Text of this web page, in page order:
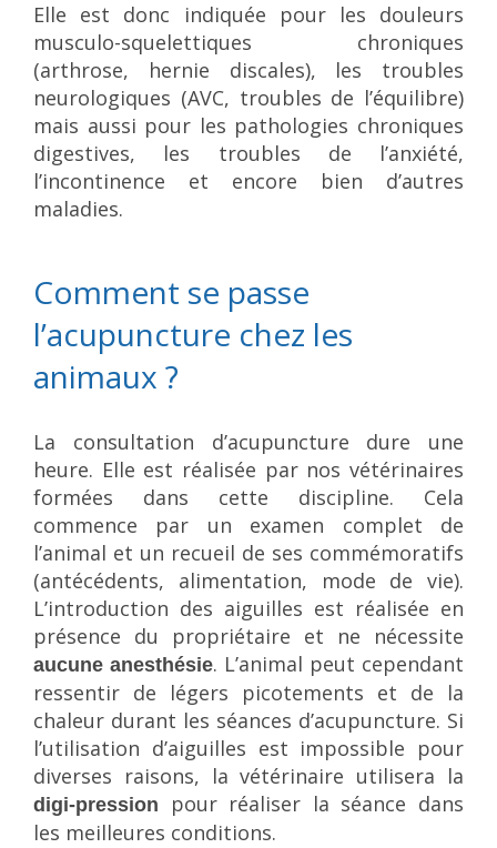
Elle est donc indiquée pour les douleurs
musculo-squelettiques chroniques
(arthrose, hernie discales), les troubles
neurologiques (AVC, troubles de l’équilibre)
mais aussi pour les pathologies chroniques
digestives, les troubles de l’anxiété,
l’incontinence et encore bien d’autres
maladies.
Comment se passe
l’acupuncture chez les
animaux ?
La consultation d’acupuncture dure une
heure. Elle est réalisée par nos vétérinaires
formées dans cette discipline. Cela
commence par un examen complet de
l’animal et un recueil de ses commémoratifs
(antécédents, alimentation, mode de vie).
L’introduction des aiguilles est réalisée en
présence du propriétaire et ne nécessite
aucune anesthésie. L’animal peut cependant
ressentir de légers picotements et de la
chaleur durant les séances d’acupuncture. Si
l’utilisation d’aiguilles est impossible pour
diverses raisons, la vétérinaire utilisera la
digi-pression
pour réaliser la séance dans
les meilleures conditions.